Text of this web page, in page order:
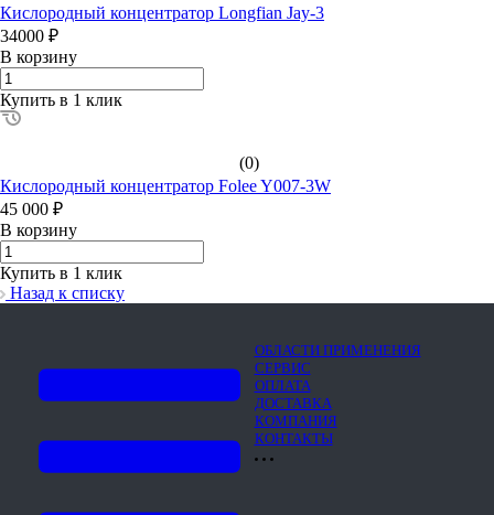
Кислородный концентратор Longfian Jay-3
34000 ₽
В корзину
Купить в 1 клик
(0)
Кислородный концентратор Folee Y007-3W
45 000 ₽
В корзину
Купить в 1 клик
Назад к списку
ОБЛАСТИ ПРИМЕНЕНИЯ
СЕРВИС
ОПЛАТА
ДОСТАВКА
КОМПАНИЯ
КОНТАКТЫ